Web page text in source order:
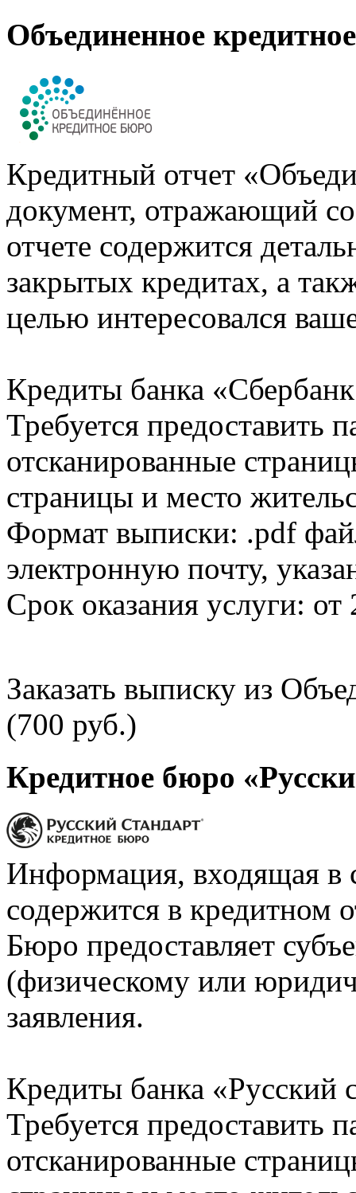
Объединенное
Кредитный отчет
документ, отражающий
отчете содержится
закрытых кредитах, а
целью интересовался
Кредиты банка
Требуется предоставить
отсканированные
страницы и место
Формат выписки: .pdf
электронную почту,
Срок оказания услуги: от
Заказать выписку из
(700 руб.)
Кредитное бюро
Информация, входящая в
содержится в кредитном
Бюро предоставляет
(физическому или
заявления.
Кредиты банка «Русский
Требуется предоставить
отсканированные